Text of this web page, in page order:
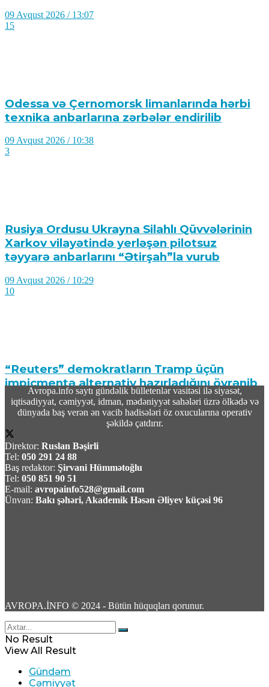
09 Avqust 2026 / 13:07
15
Odessa və Çernomorsk limanlarında hərbi
texnika anbarlarına zərbələr endirilib
09 Avqust 2026 / 10:38
3
Rusiya Ordusu Ukrayna Silahlı Qüvvələrinin
Xarkov vilayətində yerləşən pilotsuz
təyyarə anbarlarını “Ətirşah”la vurub
09 Avqust 2026 / 10:29
10
“Reuters” demokratların Tramp üçün
impiçmentə alternativ hazırladığını öyrənib
09 Avqust 2026 / 10:19
TASS: Ukrayna Silahlı Qüvvələri üçün yerüstü
robot sistemləri Xarkov universitetində
Məhəmməd Bağet Zülqədr: “ABŞ dəniz
blokadasını ləğv etməli və qoşunları İran
09 Avqust 2026 / 9:59
Avropa.info saytı gündəlik bülletenlər vasitəsi ilə siyasət,
iqtisadiyyat, cəmiyyət, idman, mədəniyyət sahələri üzrə ölkədə və
dünyada baş verən ən vacib hadisələri öz oxucularına operativ
şəkildə çatdırır.
Direktor: Ruslan Bəşirli
Tel: 050 291 24 88
Baş redaktor: Şirvani Hümmətoğlu
Tel: 050 851 90 51
E-mail: avropainfo528@gmail.com
Ünvan: Bakı şəhəri, Akademik Həsən Əliyev küçəsi 96
AVROPA.İNFO © 2024 - Bütün hüquqları qorunur.
No Result
View All Result
Gündəm
Cəmiyyət